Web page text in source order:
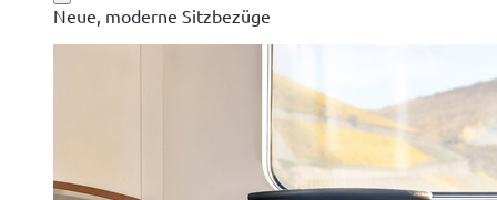
Neue, moderne Sitzbezüge